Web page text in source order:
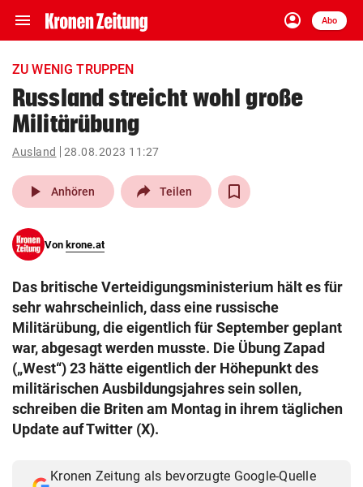
menu Navigation
ein-/ausklappen
account_circle
Anmelden
Abo
close Schließen
account_circle Anmelden
pin_drop
Wien arrow_right
search
eingeben
© Krone Multimedia GmbH & Co KG 2026
Muthgasse 2, 1190 Wien
ZU WENIG TRUPPEN
Russland streicht wohl große
Militärübung
Ausland 28.08.2023 11:27
play_arrow Anhören Teilen
Von krone.at
Das britische Verteidigungsministerium hält es für
sehr wahrscheinlich, dass eine russische
Militärübung, die eigentlich für September geplant
war, abgesagt werden musste. Die Übung Zapad
(„West“) 23 hätte eigentlich der Höhepunkt des
militärischen Ausbildungsjahres sein sollen,
schreiben die Briten am Montag in ihrem täglichen
Update auf Twitter (X).
Kronen Zeitung als bevorzugte Google-Quelle